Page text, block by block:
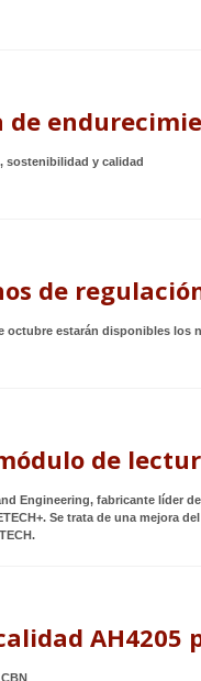
de
sostenibilidad y calidad
de
octubre estarán disponibles los
de
Engineering, fabricante líder
Se trata de una mejora
AH4205